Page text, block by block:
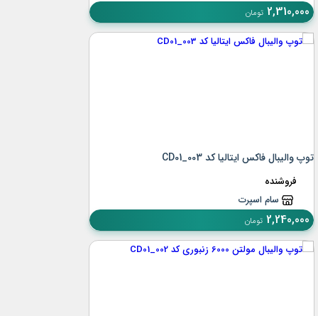
2,310,000 تومان
توپ والیبال فاکس ایتالیا کد CD01_003
فروشنده
سام اسپرت
2,240,000 تومان